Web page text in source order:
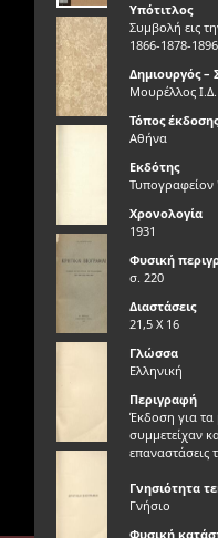
Υπότιτλος
Συμβολή εις
1866-1878-
Δημιουργός
Μουρέλλος Ι.Δ.
Τόπος
Αθήνα
Εκδότης
Τυπογραφείον
Χρονολογία
1931
Φυσική
σ. 220
Διαστάσεις
21,5 Χ 16
Γλώσσα
Ελληνική
Περιγραφή
Έκδοση για τα
συμμετείχαν
επαναστάσεις
Γνησιότητα
Γνήσιο
Φυσική